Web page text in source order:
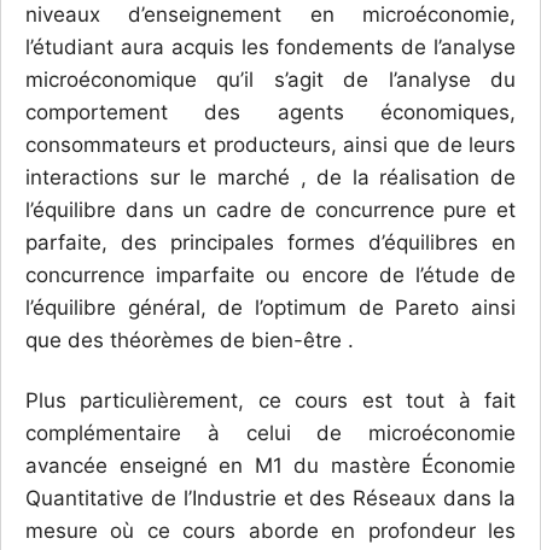
niveaux d’enseignement en microéconomie,
l’étudiant aura acquis les fondements de l’analyse
microéconomique qu’il s’agit de l’analyse du
comportement des agents économiques,
consommateurs et producteurs, ainsi que de leurs
interactions sur le marché , de la réalisation de
l’équilibre dans un cadre de concurrence pure et
parfaite, des principales formes d’équilibres en
concurrence imparfaite ou encore de l’étude de
l’équilibre général, de l’optimum de Pareto ainsi
que des théorèmes de bien-être .
Plus particulièrement, ce cours est tout à fait
complémentaire à celui de microéconomie
avancée enseigné en M1 du mastère Économie
Quantitative de l’Industrie et des Réseaux dans la
mesure où ce cours aborde en profondeur les